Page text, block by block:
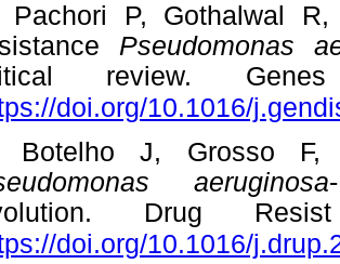
Pachori P, Gothalwal
Pseudomonas
review.
doi.org/10.1016/
Botelho J, Grosso F,
aeruginosa
Drug
doi.org/10.1016/